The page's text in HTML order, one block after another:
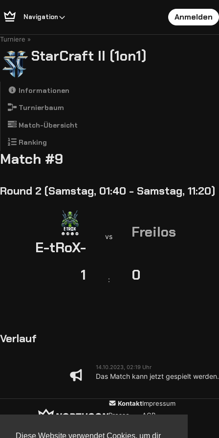
Diese Website verwendet Cookies, um dir
Navigation Anmelden
Turniere
StarCraft II (1on1)
Informationen
Turnierbaum
Match-Übersicht
Ranking
Match #9
Round 2 (Samstag, 01:40 - Samstag, 11:20)
E-tRoX-
vs Freilos
1 : 0
Verlauf
14.10.2023, 02:19 Uhr
Das Match kann jetzt gespielt werden.
Kontakt
Presse
Impressum
AGB